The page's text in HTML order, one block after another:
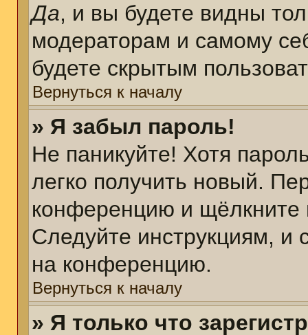
Да, и вы будете видны
модераторам и самому
будете скрытым
Вернуться к началу
» Я забыл пароль!
Не паникуйте! Хотя
легко получить новый.
конференцию и щёлкните
Следуйте инструкциям, и
на конференцию.
Вернуться к началу
» Я только что